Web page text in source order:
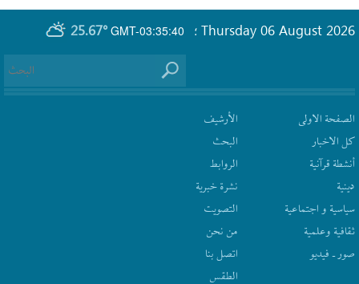
GMT-03:35:40
25.67° Thursday 06 August 2026 ؛
الصفحة الاولى
كل الاخبار
أنشطة قرآنیة
دينية
سیاسیة و اجتماعیة
ثقافیة وعلمیة
صور ـ فيديو
الأرشیف
البحث
الروابط
نشرة‌ خبریة
التصويت
من نحن
اتصل بنا
الطقس